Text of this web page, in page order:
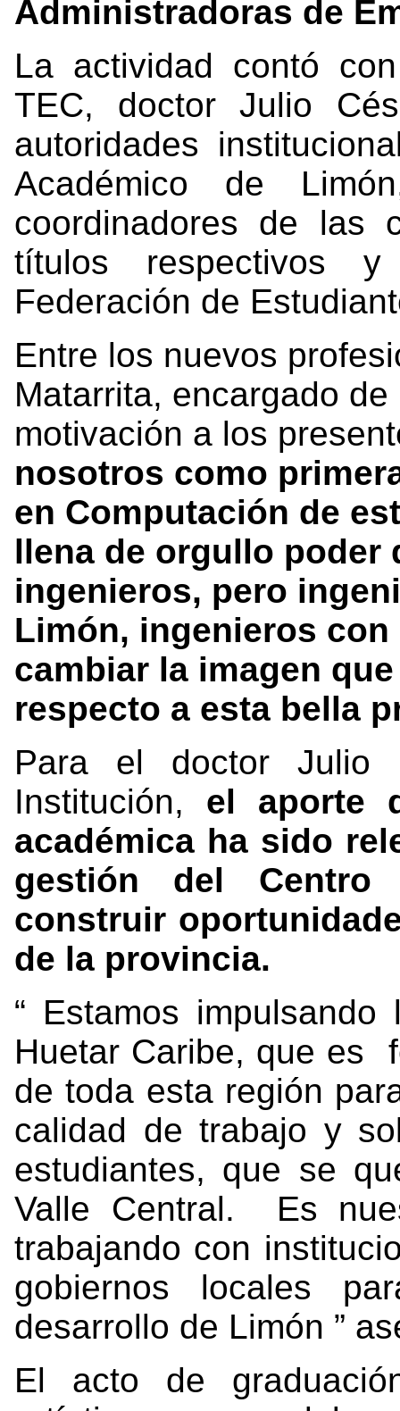
Administradoras de
La actividad contó
TEC, doctor Julio
autoridades
Académico de
coordinadores de las
títulos respectivos
Federación de
Entre los nuevos
Matarrita, encargado
motivación a los
nosotros como
en Computación de
llena de orgullo poder
ingenieros, pero
Limón, ingenieros
cambiar la imagen
respecto a esta bella
Para el doctor Julio
Institución, el aporte
académica ha sido
gestión del
construir
de la provincia.
“ Estamos
Huetar Caribe, que es
de toda esta región
calidad de trabajo y
estudiantes, que se
Valle Central. Es
trabajando con
gobiernos locales
desarrollo de Limón ”
El acto de